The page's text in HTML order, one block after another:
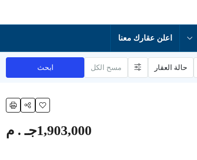
اعلن عقارك معنا
حالة العقار مسح الكل ابحث
1,903,000جـ . م